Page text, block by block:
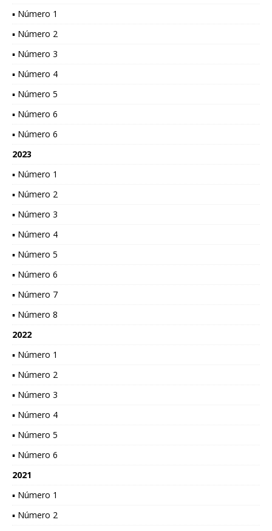
▪ Número 1
▪ Número 2
▪ Número 3
▪ Número 4
▪ Número 5
▪ Número 6
▪ Número 6
2023
▪ Número 1
▪ Número 2
▪ Número 3
▪ Número 4
▪ Número 5
▪ Número 6
▪ Número 7
▪ Número 8
2022
▪ Número 1
▪ Número 2
▪ Número 3
▪ Número 4
▪ Número 5
▪ Número 6
2021
▪ Número 1
▪ Número 2